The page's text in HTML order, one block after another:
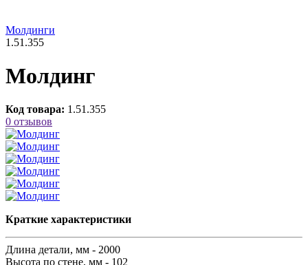
Молдинги
1.51.355
Молдинг
Код товара: 1.51.355
0 отзывов
Краткие характеристики
Длина детали, мм - 2000
Высота по стене, мм - 102